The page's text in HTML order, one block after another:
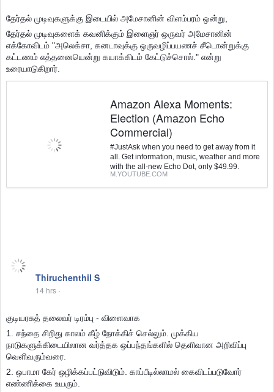
தேர்தல் முடிவுகளுக்கு இடையில் அமேசானின் விளம்பரம் ஒன்று,
தேர்தல் முடிவுகளைக் கவனிக்கும் இளைஞர் ஒருவர் அமேசானின்
எக்கோவிடம் "அலெக்சா, கனடாவுக்கு ஒருவழிப்பயணச் சீடொன்றுக்கு
கட்டணம் எத்தனையென்று கயாக்கிடம் கேட்டுச்சொல்." என்று
உரையாடுகிறார்.
Amazon Alexa Moments:
Election (Amazon Echo
Commercial)
#JustAsk when you need to get away from it
all. Get information, music, weather and more
with the all-new Echo Dot, only $49.99.
M.YOUTUBE.COM
Thiruchenthil S
14 hrs ·
குடியரசுத் தலைவர் டிரம்பு - விளைவாக
1. சந்தை சிறிது காலம் கீழ் நோக்கிச் செல்லும். முக்கிய
நாடுகளுக்கிடையிலான வர்த்தக ஒப்பந்தங்களில் தெளிவான அறிவிப்பு
வெளிவரும்வரை.
2. ஒபாமா கேர் ஒழிக்கப்பட்டுவிடும். காப்பீடில்லாமல் கைவிடப்படுவோர்
எண்ணிக்கை உயரும்.